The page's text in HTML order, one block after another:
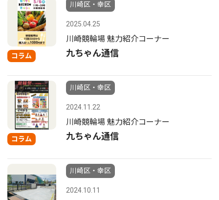
コラム
川崎区・幸区
2025.04.25
川崎競輪場 魅力紹介コーナー
九ちゃん通信
コラム
川崎区・幸区
2024.11.22
川崎競輪場 魅力紹介コーナー
九ちゃん通信
川崎区・幸区
2024.10.11